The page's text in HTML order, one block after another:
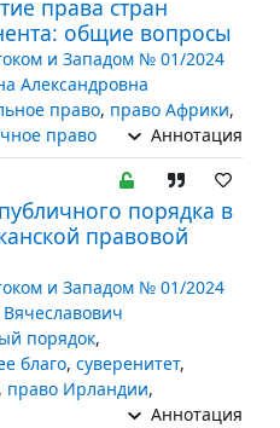
права стран
общие вопросы
и Западом № 01/2024
Александровна
право, право Африки,
право Аннотация
порядка в
правовой
и Западом № 01/2024
порядок,
благо, суверенитет,
, право Ирландии,
Аннотация